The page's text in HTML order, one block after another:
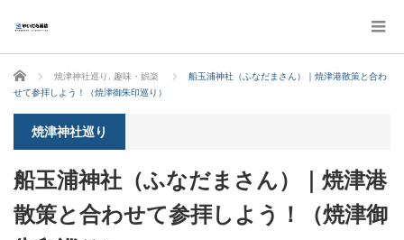
ホーム 焼津神社巡り 趣味・娯楽
船玉浦神社（ふなだまさん）｜焼津港散策と合わ
せて参拝しよう！（焼津御朱印巡り）
焼津神社巡り
船玉浦神社（ふなだまさん）｜焼津港
散策と合わせて参拝しよう！（焼津御